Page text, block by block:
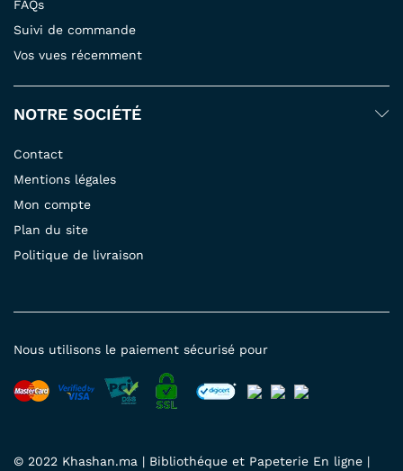
FAQs
Suivi de commande
Vos vues récemment
NOTRE SOCIÉTÉ
Contact
Mentions légales
Mon compte
Plan du site
Politique de livraison
© 2022 Khashan.ma | Bibliothéque et Papeterie En ligne |
Nous utilisons le paiement sécurisé pour